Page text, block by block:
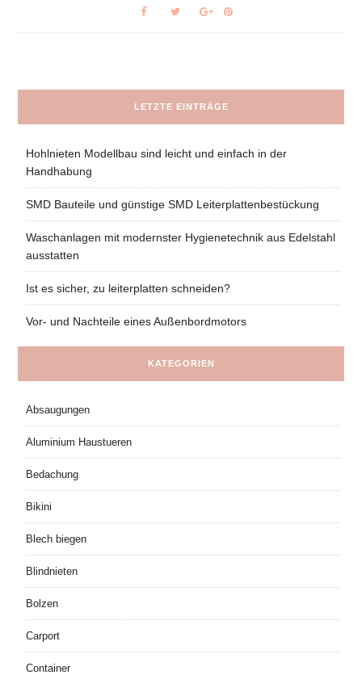
LETZTE EINTRÄGE
Hohlnieten Modellbau sind leicht und einfach in der
Handhabung
SMD Bauteile und günstige SMD Leiterplattenbestückung
Waschanlagen mit modernster Hygienetechnik aus Edelstahl
ausstatten
Ist es sicher, zu leiterplatten schneiden?
Vor- und Nachteile eines Außenbordmotors
KATEGORIEN
Absaugungen
Aluminium Haustueren
Bedachung
Bikini
Blech biegen
Blindnieten
Bolzen
Carport
Container